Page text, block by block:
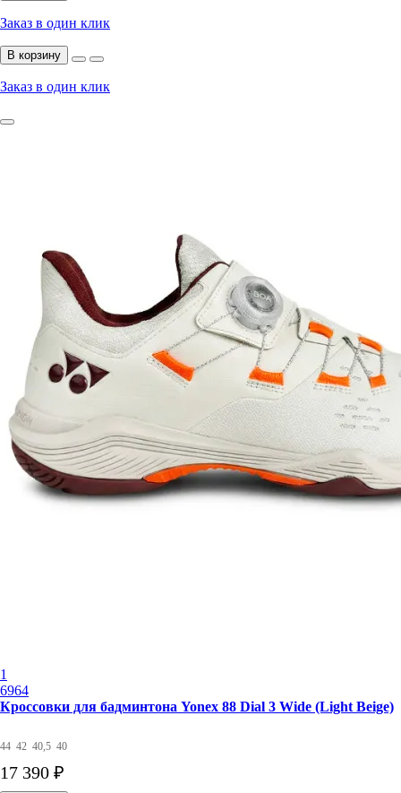
Заказ в один клик
В корзину
Заказ в один клик
1
6964
Кроссовки для бадминтона Yonex 88 Dial 3 Wide (Light Beige)
44 42 40,5 40
17 390 ₽